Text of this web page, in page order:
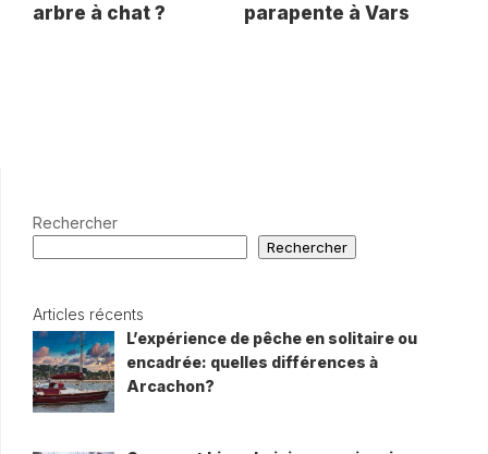
arbre à chat ?
parapente à Vars
Rechercher
Rechercher
Articles récents
L’expérience de pêche en solitaire ou
encadrée: quelles différences à
Arcachon?